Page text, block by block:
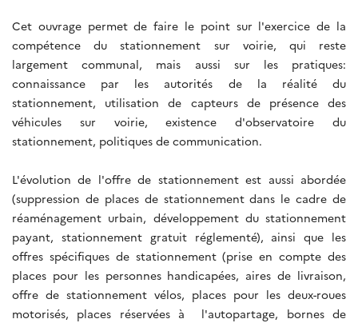
Cet ouvrage permet de faire le point sur l'exercice de la
compétence du stationnement sur voirie, qui reste
largement communal, mais aussi sur les pratiques:
connaissance par les autorités de la réalité du
stationnement, utilisation de capteurs de présence des
véhicules sur voirie, existence d'observatoire du
stationnement, politiques de communication.
L'évolution de l'offre de stationnement est aussi abordée
(suppression de places de stationnement dans le cadre de
réaménagement urbain, développement du stationnement
payant, stationnement gratuit réglementé), ainsi que les
offres spécifiques de stationnement (prise en compte des
places pour les personnes handicapées, aires de livraison,
offre de stationnement vélos, places pour les deux-roues
motorisés, places réservées à l'autopartage, bornes de